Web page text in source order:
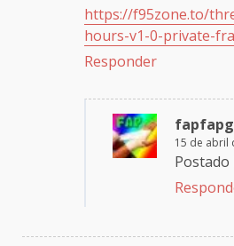
https://f95zone.to/
hours-v1-0-private-
Responder
15 de abril
Postado